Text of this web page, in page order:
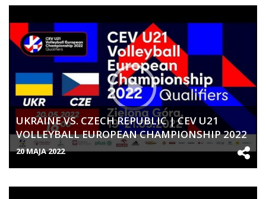
UKRAINE VS. CZECH REPUBLIC | CEV U21
VOLLEYBALL EUROPEAN CHAMPIONSHIP 2022
QUALIFIERS | WOMEN
20 MAJA 2022